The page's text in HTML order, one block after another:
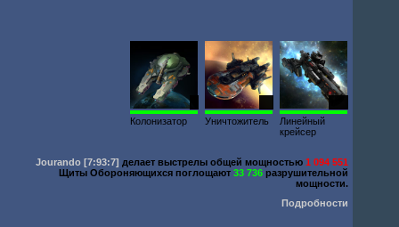
Колонизатор
Уничтожитель
Линейный
крейсер
Jourando [7:93:7] делает выстрелы общей мощностью1 094 551
Щиты Обороняющихся поглощают33 736 разрушительной
мощности.
Подробности